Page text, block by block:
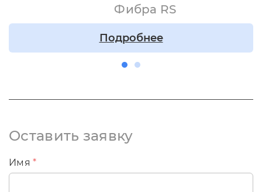
Фибра RS
Подробнее
Оставить заявку
Имя *